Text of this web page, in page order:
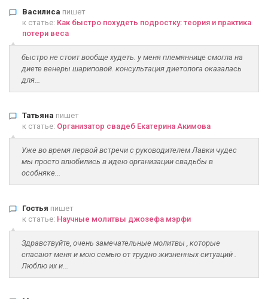
Василиса пишет
к статье: Как быстро похудеть подростку: теория и практика
потери веса
быстро не стоит вообще худеть. у меня племяннице смогла на
диете венеры шариповой. консультация диетолога оказалась
для...
Татьяна пишет
к статье: Организатор свадеб Екатерина Акимова
Уже во время первой встречи с руководителем Лавки чудес
мы просто влюбились в идею организации свадьбы в
особняке...
Гостья пишет
к статье: Научные молитвы джозефа мэрфи
Здравствуйте, очень замечательные молитвы , которые
спасают меня и мою семью от трудно жизненных ситуаций .
Люблю их и...